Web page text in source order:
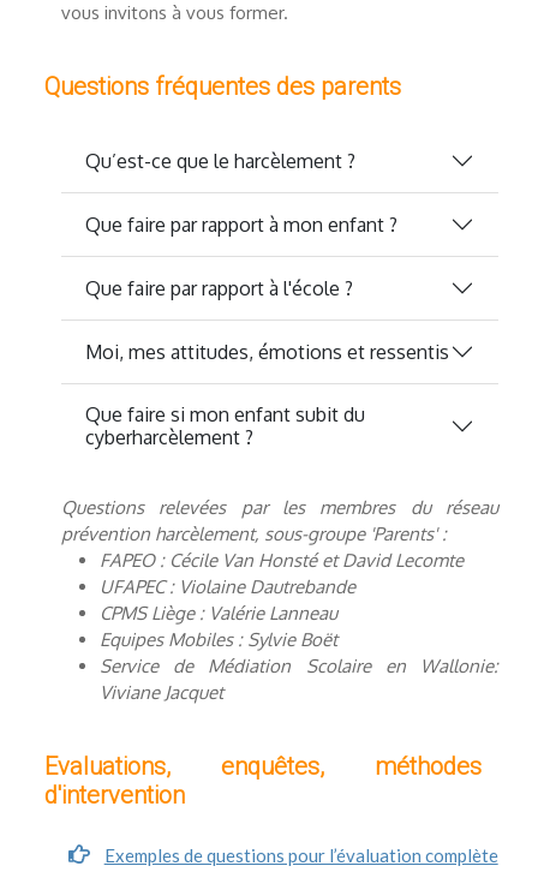
vous invitons à vous former.
Questions fréquentes des parents
Qu’est-ce que le harcèlement ?
Que faire par rapport à mon enfant ?
Que faire par rapport à l'école ?
Moi, mes attitudes, émotions et ressentis
Que faire si mon enfant subit du
cyberharcèlement ?
Questions relevées par les membres du réseau
prévention harcèlement, sous-groupe 'Parents' :
FAPEO : Cécile Van Honsté et David Lecomte
UFAPEC : Violaine Dautrebande
CPMS Liège : Valérie Lanneau
Equipes Mobiles : Sylvie Boët
Service de Médiation Scolaire en Wallonie:
Viviane Jacquet
Evaluations, enquêtes, méthodes
d'intervention
Exemples de questions pour l’évaluation complète